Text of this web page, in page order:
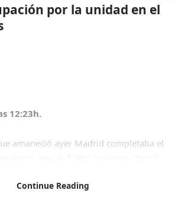
por la unidad en el
12:23h.
amaneció ayer Madrid completaba el
Ni día primaveral, ni día para
Continue Reading